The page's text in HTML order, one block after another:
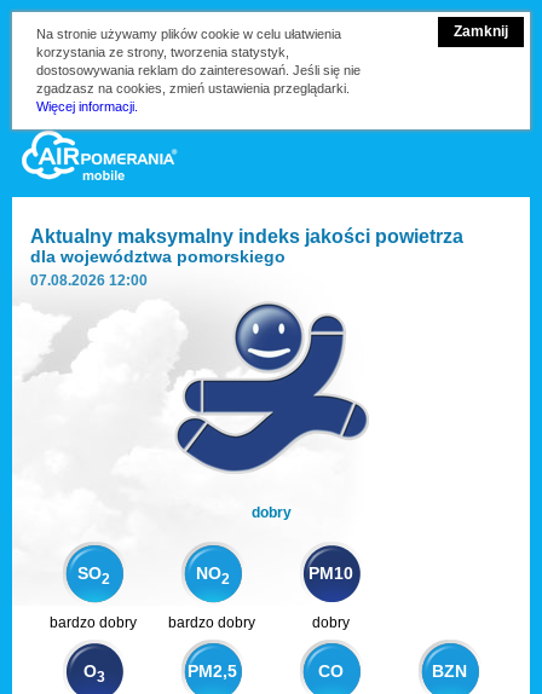
Zamknij
Na stronie używamy plików cookie w celu ułatwienia
korzystania ze strony, tworzenia statystyk,
dostosowywania reklam do zainteresowań. Jeśli się nie
zgadzasz na cookies, zmień ustawienia przeglądarki.
Więcej informacji.
Aktualny maksymalny indeks jakości powietrza
dla województwa pomorskiego
07.08.2026 12:00
dobry
SO2 NO2 PM10
bardzo dobry bardzo dobry dobry
O3 PM2,5 CO BZN